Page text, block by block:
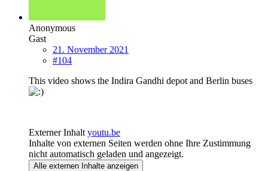
Anonymous
Gast
21. November 2021
#104
This video shows the Indira Gandhi depot and Berlin buses
Externer Inhalt youtu.be
Inhalte von externen Seiten werden ohne Ihre Zustimmung
nicht automatisch geladen und angezeigt.
Alle externen Inhalte anzeigen